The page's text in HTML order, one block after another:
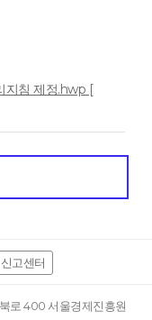
지침 제정.hwp [
고센터
로 400 서울경제진흥원